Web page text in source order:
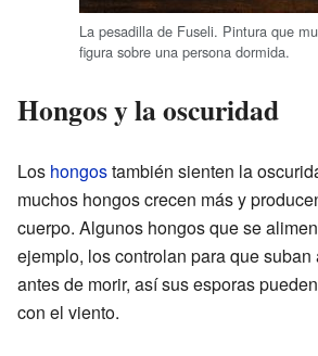
La pesadilla de Fuseli. Pintura que
figura sobre una persona dormida.
Hongos y la oscuridad
Los hongostambién sienten la
muchos hongos crecen más y
cuerpo. Algunos hongos que se
ejemplo, los controlan para que
antes de morir, así sus esporas
con el viento.